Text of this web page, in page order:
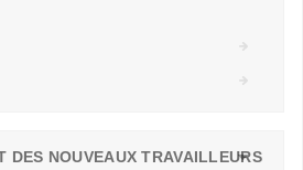
DES NOUVEAUX TRAVAILLEURS